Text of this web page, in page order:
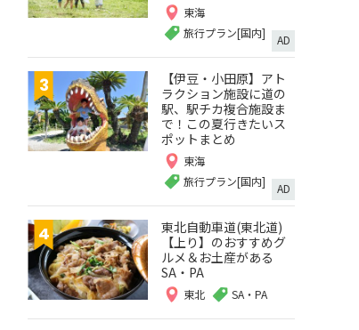
東海
旅行プラン[国内]
AD
【伊豆・小田原】アト
ラクション施設に道の
駅、駅チカ複合施設ま
で！この夏行きたいス
ポットまとめ
東海
旅行プラン[国内]
AD
東北自動車道(東北道)
【上り】のおすすめグ
ルメ＆お土産がある
SA・PA
東北 SA・PA